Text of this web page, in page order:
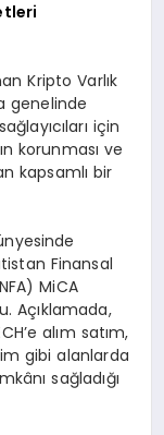
Kripto Varlık
genelinde
için
korunması ve
kapsamlı bir
Finansal
MiCA
Açıklamada,
alım satım,
gibi alanlarda
sağladığı